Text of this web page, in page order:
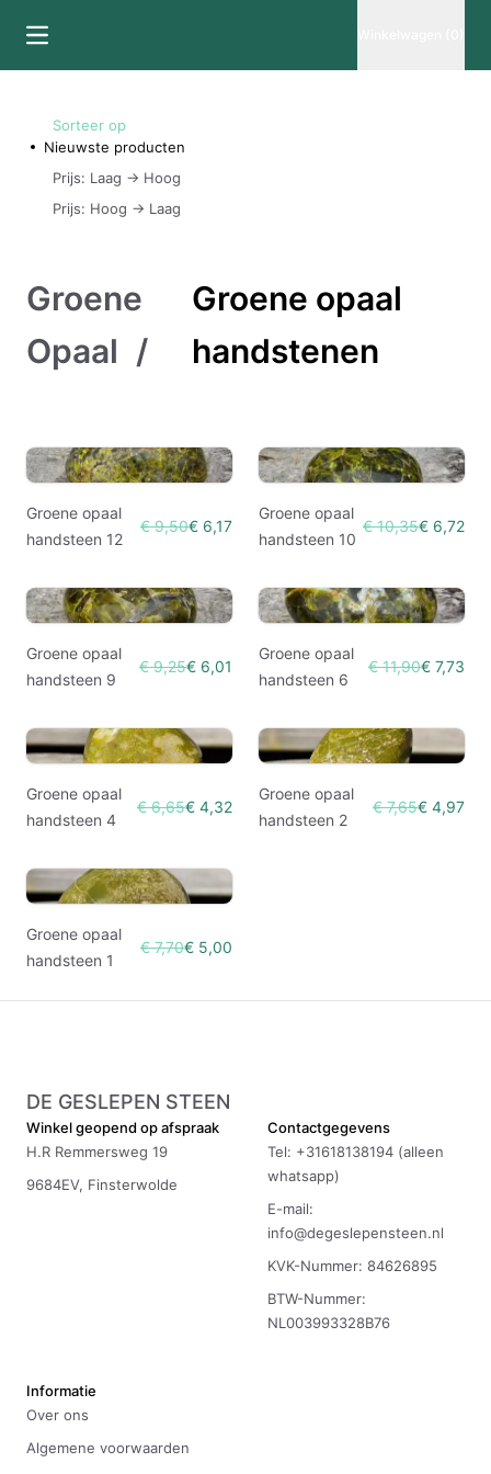
Sorteer op
Nieuwste producten
Prijs: Laag -> Hoog
Prijs: Hoog -> Laag
Groene
Opaal /
Groene opaal
handstenen
Groene opaal
handsteen 12
€ 9,50€ 6,17
Groene opaal
handsteen 10
€ 10,35€ 6,72
Groene opaal
handsteen 9
€ 9,25€ 6,01
Groene opaal
handsteen 6
€ 11,90€ 7,73
Groene opaal
handsteen 4
€ 6,65€ 4,32
Groene opaal
handsteen 2
€ 7,65€ 4,97
Groene opaal
handsteen 1
€ 7,70€ 5,00
DE GESLEPEN STEEN
Winkel geopend op afspraak
H.R Remmersweg 19
9684EV, Finsterwolde
Contactgegevens
Tel: +31618138194 (alleen
whatsapp)
E-mail:
info@degeslepensteen.nl
KVK-Nummer: 84626895
BTW-Nummer:
NL003993328B76
Informatie
Over ons
Algemene voorwaarden